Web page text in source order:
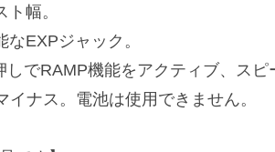
幅。
EXPジャック。
でRAMP機能をアクティブ、スピ
ナス。電池は使用できません。